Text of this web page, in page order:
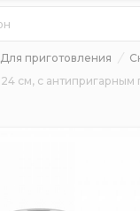
Для приготовления
см, с антипригарным